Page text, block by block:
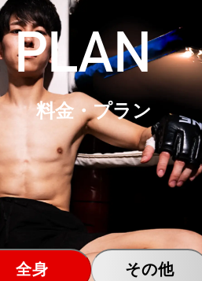
PLAN
料金・プラン
全身 その他